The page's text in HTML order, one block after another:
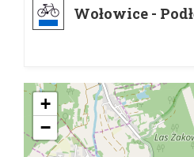
Wołowice -
+
−